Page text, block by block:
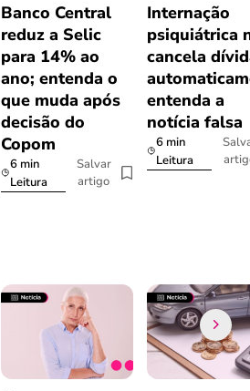
Banco Central
reduz a Selic
para 14% ao
ano; entenda o
que muda após
decisão do
Copom
6 min
Leitura
Salvar
artigo
Internação
psiquiátrica
cancela
entenda a
notícia falsa
6 min
Leitura